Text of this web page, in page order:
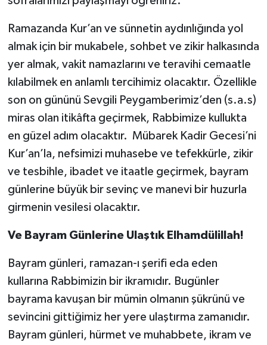
Ramazanda Kur’an ve sünnetin aydınlığında yol
almak için bir mukabele, sohbet ve zikir halkasında
yer almak, vakit namazlarını ve teravihi cemaatle
kılabilmek en anlamlı tercihimiz olacaktır. Özellikle
son on gününü Sevgili Peygamberimiz’den (s.a.s)
miras olan itikâfta geçirmek, Rabbimize kullukta
en güzel adım olacaktır. Mübarek Kadir Gecesi’ni
Kur’an’la, nefsimizi muhasebe ve tefekkürle, zikir
ve tesbihle, ibadet ve itaatle geçirmek, bayram
günlerine büyük bir sevinç ve manevi bir huzurla
girmenin vesilesi olacaktır.
Ve Bayram Günlerine Ulaştık Elhamdülillah!
Bayram günleri, ramazan-ı şerifi eda eden
kullarına Rabbimizin bir ikramıdır. Bugünler
bayrama kavuşan bir mümin olmanın şükrünü ve
sevincini gittiğimiz her yere ulaştırma zamanıdır.
Bayram günleri, hürmet ve muhabbete, ikram ve
Ordu Müftülüğü
Rize Müftülüğü
Sakarya Müftülüğü
Siirt Müftülüğü
Sinop Müftülüğü
Şırnak Müftülüğü
Tekirdağ Müftülüğü
Tokat Müftülüğü